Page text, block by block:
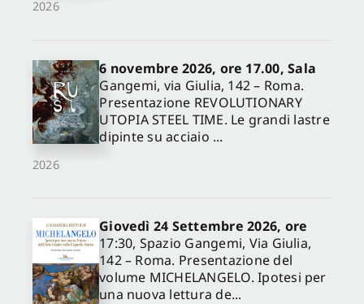
2026
2026
6 novembre 2026, ore 17.00, Sala
Gangemi, via Giulia, 142 – Roma.
Presentazione REVOLUTIONARY
UTOPIA STEEL TIME. Le grandi lastre
dipinte su acciaio ...
Giovedì 24 Settembre 2026, ore
17:30, Spazio Gangemi, Via Giulia,
142 – Roma. Presentazione del
volume MICHELANGELO. Ipotesi per
una nuova lettura de...